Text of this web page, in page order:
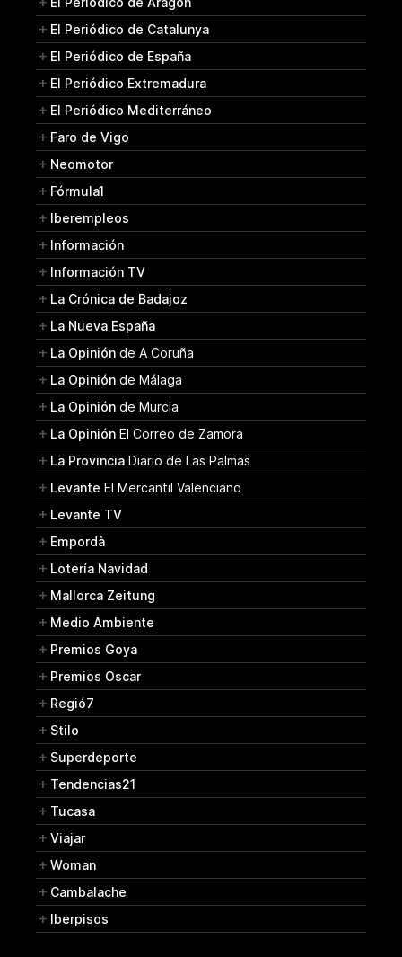
El Periódico de Catalunya
El Periódico de España
El Periódico Extremadura
El Periódico Mediterráneo
Faro de Vigo
Neomotor
Fórmula1
Iberempleos
Información
Información TV
La Crónica de Badajoz
La Nueva España
La Opinión de A Coruña
La Opinión de Málaga
La Opinión de Murcia
La Opinión El Correo de Zamora
La Provincia Diario de Las Palmas
Levante El Mercantil Valenciano
Levante TV
Empordà
Lotería Navidad
Mallorca Zeitung
Medio Ambiente
Premios Goya
Premios Oscar
Regió7
Stilo
Superdeporte
Tendencias21
Tucasa
Viajar
Woman
Cambalache
Iberpisos